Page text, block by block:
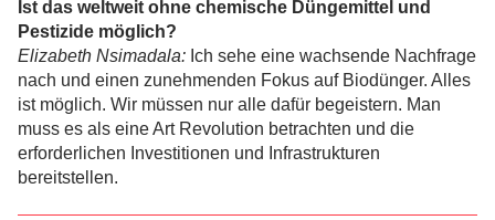
Ist das weltweit ohne chemische Düngemittel und
Pestizide möglich?
Elizabeth Nsimadala: Ich sehe eine wachsende Nachfrage
nach und einen zunehmenden Fokus auf Biodünger. Alles
ist möglich. Wir müssen nur alle dafür begeistern. Man
muss es als eine Art Revolution betrachten und die
erforderlichen Investitionen und Infrastrukturen
bereitstellen.